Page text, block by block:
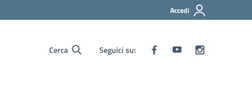
Accedi
Cerca Seguici su: